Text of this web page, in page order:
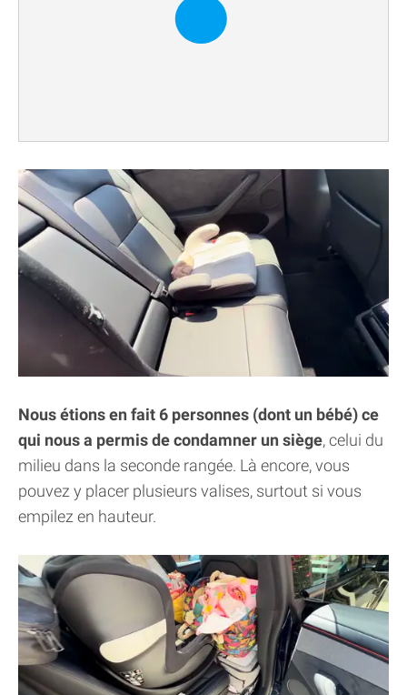
Nous étions en fait 6 personnes (dont un bébé) ce
qui nous a permis de condamner un siège, celui du
milieu dans la seconde rangée. Là encore, vous
pouvez y placer plusieurs valises, surtout si vous
empilez en hauteur.